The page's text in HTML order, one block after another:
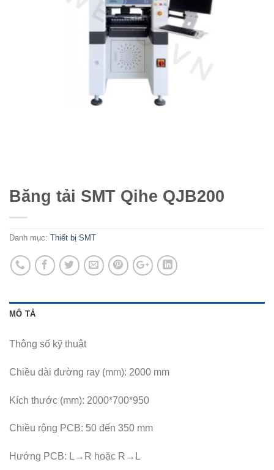
Băng tải SMT Qihe QJB200
Danh mục: Thiết bị SMT
MÔ TẢ
Thông số kỹ thuật
Chiều dài đường ray (mm): 2000 mm
Kích thước (mm): 2000*700*950
Chiều rộng PCB: 50 đến 350 mm
Hướng PCB: L→R hoặc R→L